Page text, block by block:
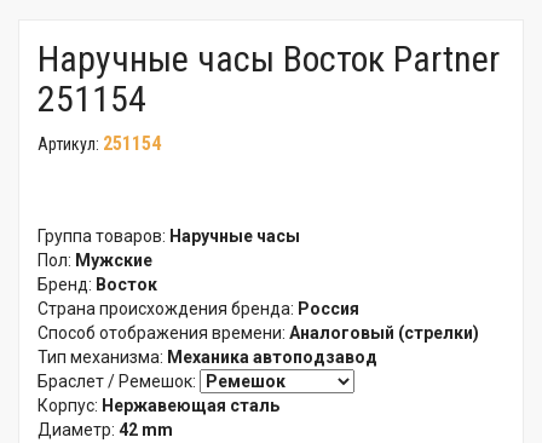
Наручные часы Восток Partner
251154
Артикул: 251154
Группа товаров: Наручные часы
Пол: Мужские
Бренд: Восток
Страна происхождения бренда: Россия
Способ отображения времени: Аналоговый (стрелки)
Тип механизма: Механика автоподзавод
Браслет / Ремешок:
Корпус: Нержавеющая сталь
Диаметр: 42 mm